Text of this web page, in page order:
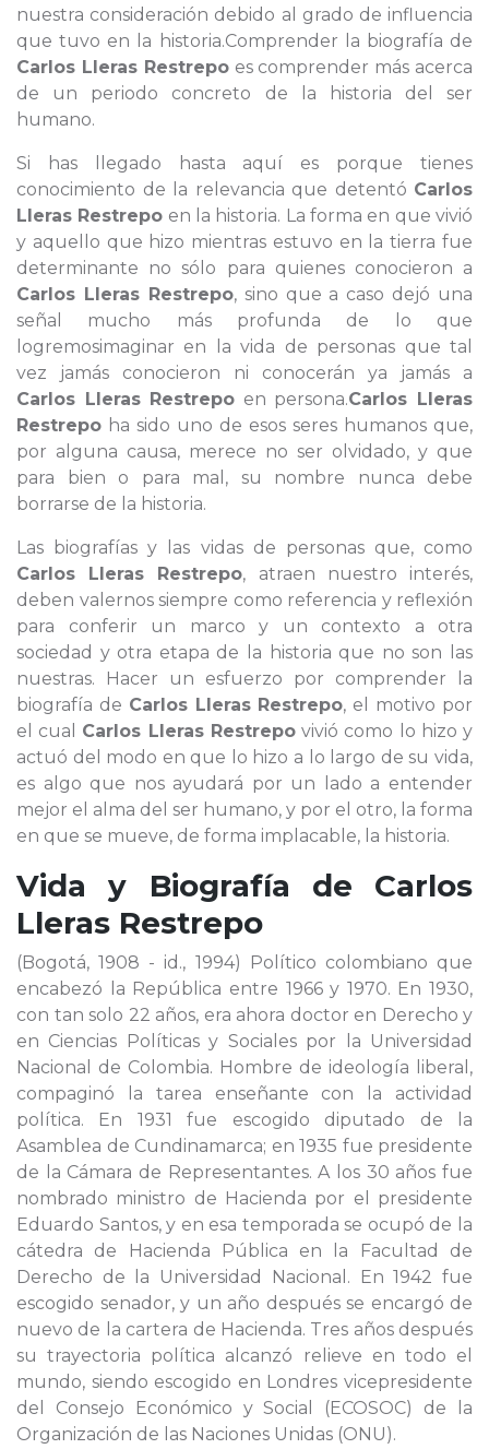
nuestra consideración debido al grado de influencia
que tuvo en la historia.Comprender la biografía de
Carlos Lleras Restrepoes comprender más acerca
de un periodo concreto de la historia del ser
humano.
Si has llegado hasta aquí es porque tienes
conocimiento de la relevancia que detentó Carlos
Lleras Restrepo en la historia. La forma en que vivió
y aquello que hizo mientras estuvo en la tierra fue
determinante no sólo para quienes conocieron a
Carlos Lleras Restrepo, sino que a caso dejó una
señal mucho más profunda de lo que
logremosimaginar en la vida de personas que tal
vez jamás conocieron ni conocerán ya jamás a
Carlos Lleras Restrepo en persona.Carlos Lleras
Restrepo ha sido uno de esos seres humanos que,
por alguna causa, merece no ser olvidado, y que
para bien o para mal, su nombre nunca debe
borrarse de la historia.
Las biografías y las vidas de personas que, como
Carlos Lleras Restrepo, atraen nuestro interés,
deben valernos siempre como referencia y reflexión
para conferir un marco y un contexto a otra
sociedad y otra etapa de la historia que no son las
nuestras. Hacer un esfuerzo por comprender la
biografía de Carlos Lleras Restrepo, el motivo por
el cual Carlos Lleras Restrepovivió como lo hizo y
actuó del modo en que lo hizo a lo largo de su vida,
es algo que nos ayudará por un lado a entender
mejor el alma del ser humano, y por el otro, la forma
en que se mueve, de forma implacable, la historia.
Vida y Biografía de Carlos
Lleras Restrepo
(Bogotá, 1908 - id., 1994) Político colombiano que
encabezó la República entre 1966 y 1970. En 1930,
con tan solo 22 años, era ahora doctor en Derecho y
en Ciencias Políticas y Sociales por la Universidad
Nacional de Colombia. Hombre de ideología liberal,
compaginó la tarea enseñante con la actividad
política. En 1931 fue escogido diputado de la
Asamblea de Cundinamarca; en 1935 fue presidente
de la Cámara de Representantes. A los 30 años fue
nombrado ministro de Hacienda por el presidente
Eduardo Santos, y en esa temporada se ocupó de la
cátedra de Hacienda Pública en la Facultad de
Derecho de la Universidad Nacional. En 1942 fue
escogido senador, y un año después se encargó de
nuevo de la cartera de Hacienda. Tres años después
su trayectoria política alcanzó relieve en todo el
mundo, siendo escogido en Londres vicepresidente
del Consejo Económico y Social (ECOSOC) de la
Organización de las Naciones Unidas (ONU).